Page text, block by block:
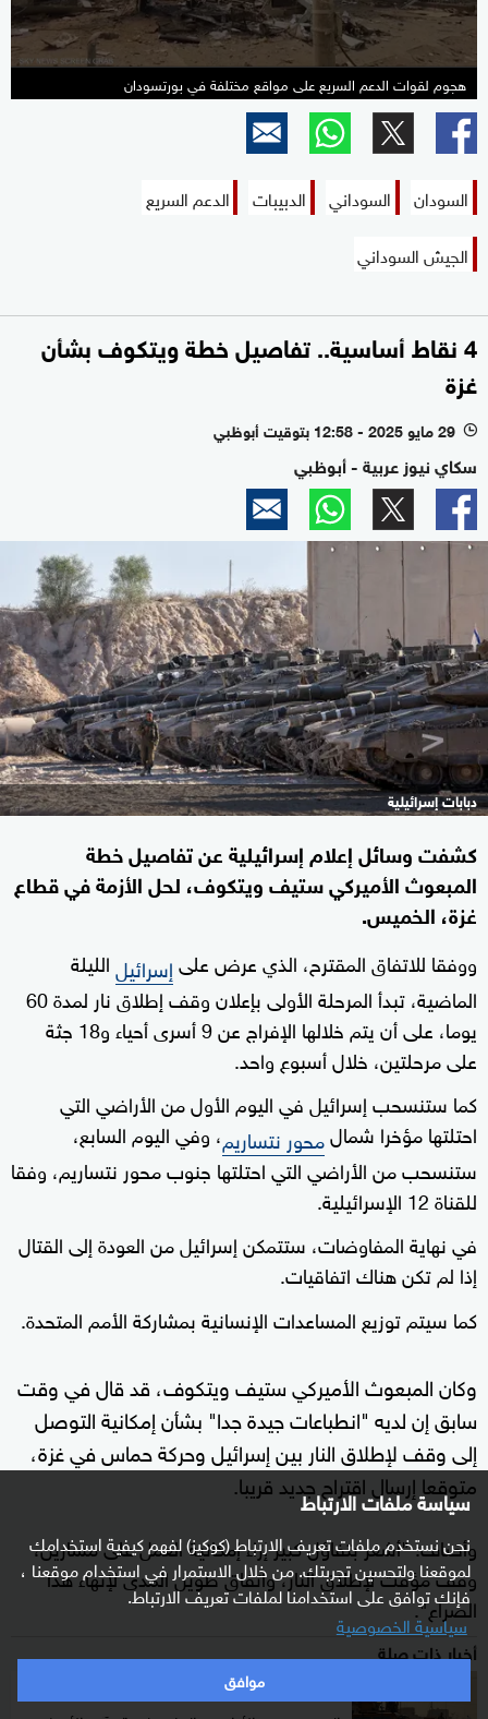
سياسة ملفات الارتباط
نحن نستخدم ملفات تعريف الارتباط (كوكيز) لفهم كيفية استخدامك
لموقعنا ولتحسين تجربتك. من خلال الاستمرار في استخدام موقعنا ،
فإنك توافق على استخدامنا لملفات تعريف الارتباط.
سياسية الخصوصية
موافق
هجوم لقوات الدعم السريع على مواقع مختلفة في بورتسودان
السودان السوداني الدبيبات
الدعم السريع
الجيش السوداني
4 نقاط أساسية.. تفاصيل خطة ويتكوف بشأن
غزة
l 29 مايو 2025 - 12:58 بتوقيت أبوظبي
سكاي نيوز عربية - أبوظبي
دبابات إسرائيلية
كشفت وسائل إعلام إسرائيلية عن تفاصيل خطة
المبعوث الأميركي ستيف ويتكوف، لحل الأزمة في قطاع
غزة، الخميس.
ووفقا للاتفاق المقترح، الذي عرض علىإسرائيلالليلة
الماضية، تبدأ المرحلة الأولى بإعلان وقف إطلاق نار لمدة 60
يوما، على أن يتم خلالها الإفراج عن 9 أسرى أحياء و18 جثة
على مرحلتين، خلال أسبوع واحد.
كما ستنسحب إسرائيل في اليوم الأول من الأراضي التي
احتلتها مؤخرا شمالمحور نتساريم، وفي اليوم السابع،
ستنسحب من الأراضي التي احتلتها جنوب محور نتساريم، وفقا
للقناة 12 الإسرائيلية.
في نهاية المفاوضات، ستتمكن إسرائيل من العودة إلى القتال
إذا لم تكن هناك اتفاقيات.
كما سيتم توزيع المساعدات الإنسانية بمشاركة الأمم المتحدة.
وكان المبعوث الأميركي ستيف ويتكوف، قد قال في وقت
سابق إن لديه "انطباعات جيدة جدا" بشأن إمكانية التوصل
إلى وقف لإطلاق النار بين إسرائيل وحركة حماس في غزة،
متوقعا إرسال اقتراح جديد قريبا.
وأضاف: "أشعر بتفاؤل كبير إزاء إمكانية العمل على مسارين،
وقف مؤقت لإطلاق النار، واتفاق طويل المدى لإنهاء هذا
الصراع".
أخبار ذات صلة
تغطية مستمرة